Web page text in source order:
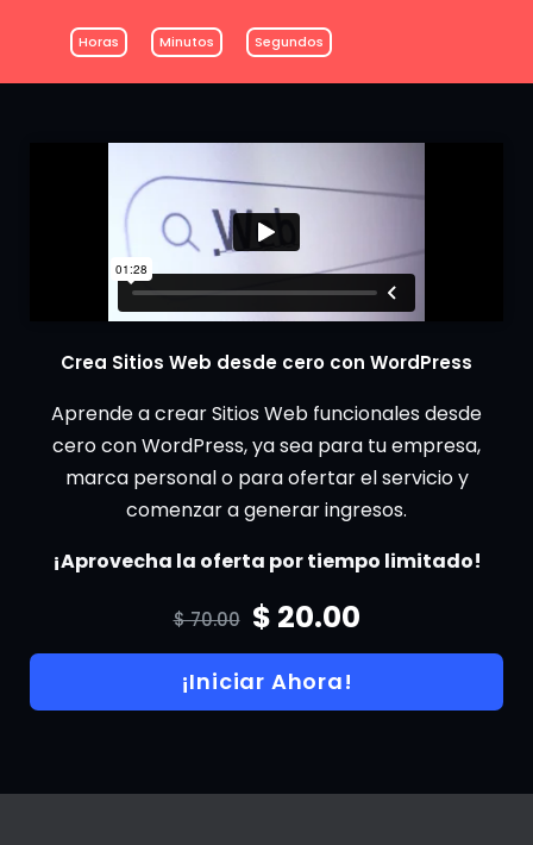
Horas Minutos Segundos
Crea Sitios Web desde cero con WordPress
Aprende a crear Sitios Web funcionales desde
cero con WordPress, ya sea para tu empresa,
marca personal o para ofertar el servicio y
comenzar a generar ingresos.
¡Aprovecha la oferta por tiempo limitado!
$ 70.00 $ 20.00
¡Iniciar Ahora!